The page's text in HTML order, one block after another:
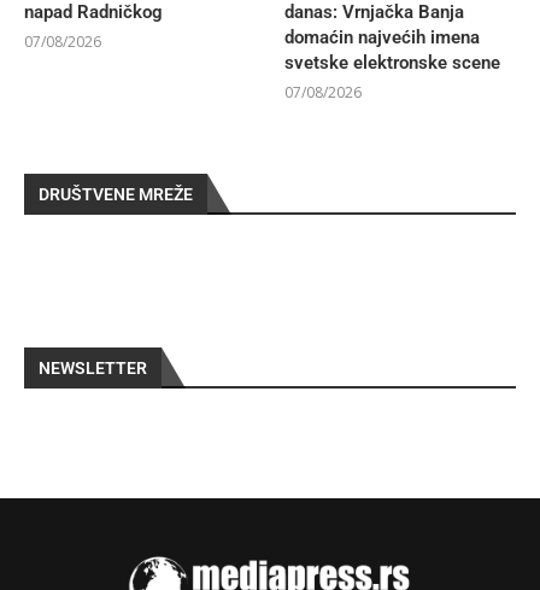
napad Radničkog
07/08/2026
danas: Vrnjačka Banja
domaćin najvećih imena
svetske elektronske scene
07/08/2026
DRUŠTVENE MREŽE
NEWSLETTER